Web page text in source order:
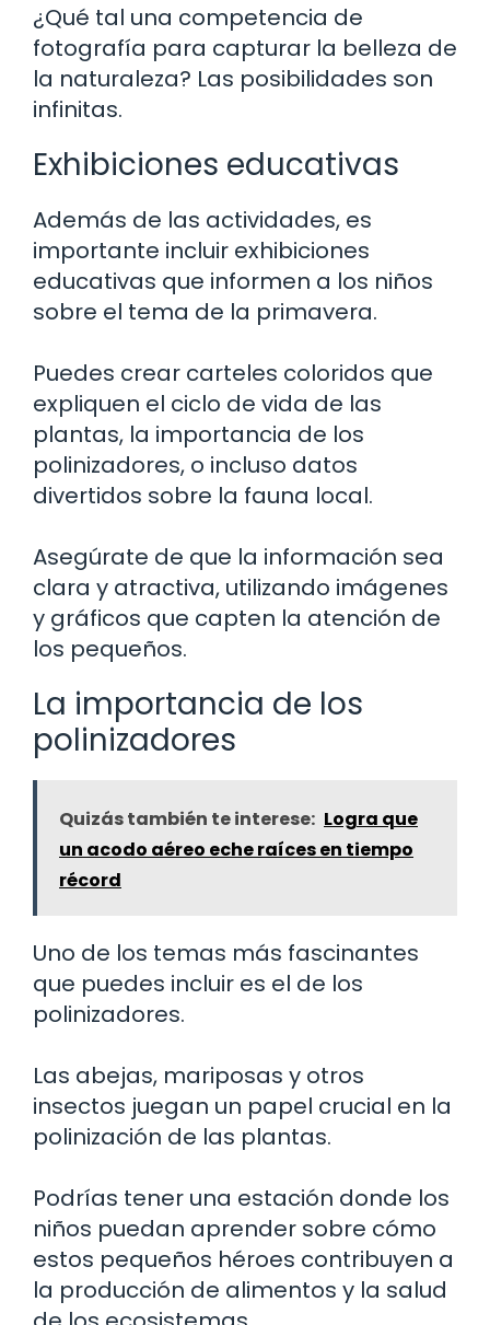
¿Qué tal una competencia de
fotografía para capturar la belleza de
la naturaleza? Las posibilidades son
infinitas.
Exhibiciones educativas
Además de las actividades, es
importante incluir exhibiciones
educativas que informen a los niños
sobre el tema de la primavera.
Puedes crear carteles coloridos que
expliquen el ciclo de vida de las
plantas, la importancia de los
polinizadores, o incluso datos
divertidos sobre la fauna local.
Asegúrate de que la información sea
clara y atractiva, utilizando imágenes
y gráficos que capten la atención de
los pequeños.
La importancia de los
polinizadores
Quizás también te interese: Logra que
un acodo aéreo eche raíces en tiempo
récord
Uno de los temas más fascinantes
que puedes incluir es el de los
polinizadores.
Las abejas, mariposas y otros
insectos juegan un papel crucial en la
polinización de las plantas.
Podrías tener una estación donde los
niños puedan aprender sobre cómo
estos pequeños héroes contribuyen a
la producción de alimentos y la salud